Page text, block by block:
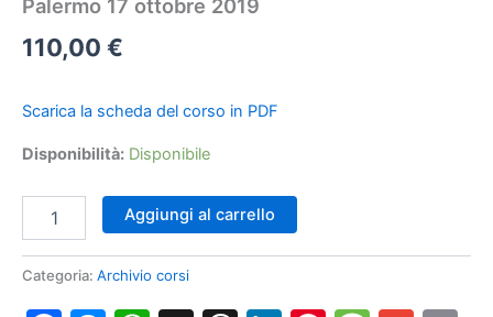
Palermo 17 ottobre 2019
110,00 €
Scarica la scheda del corso in PDF
Disponibilità: Disponibile
Accessi
Prelievi
Aggiungi al carrello
Categoria: Archivio corsi